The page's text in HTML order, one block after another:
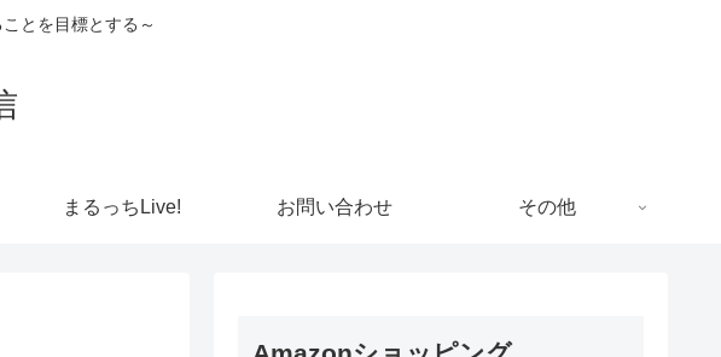
とを目標とする～
まるっちLive! お問い合わせ その他